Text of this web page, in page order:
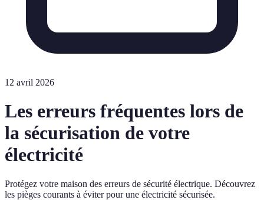
12 avril 2026
Les erreurs fréquentes lors de
la sécurisation de votre
électricité
Protégez votre maison des erreurs de sécurité électrique. Découvrez
les pièges courants à éviter pour une électricité sécurisée.